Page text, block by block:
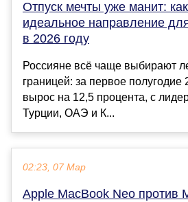
Отпуск мечты уже манит:
идеальное направление
в 2026 году
Россияне всё чаще выбирают
границей: за первое полугодие
вырос на 12,5 процента, с
Турции, ОАЭ и К...
02:23, 07 Мар
Apple MacBook Neo против